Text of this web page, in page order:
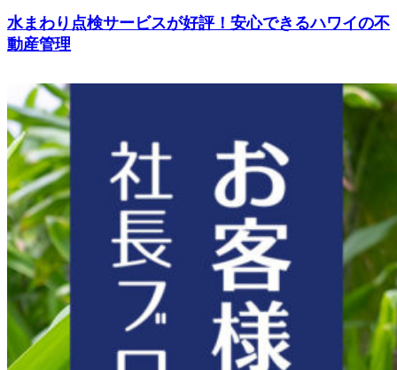
水まわり点検サービスが好評！安心できるハワイの不
動産管理